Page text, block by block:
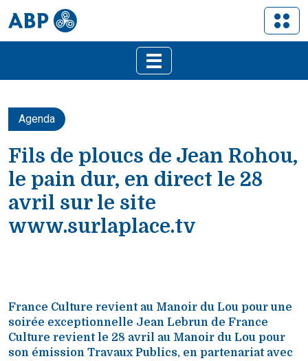
Agenda
Fils de ploucs de Jean Rohou,
le pain dur, en direct le 28
avril sur le site
www.surlaplace.tv
France Culture revient au Manoir du Lou pour une
soirée exceptionnelle Jean Lebrun de France
Culture revient le 28 avril au Manoir du Lou pour
son émission Travaux Publics, en partenariat avec